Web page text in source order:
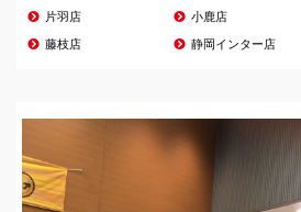
片羽店 小鹿店
藤枝店 静岡インター店